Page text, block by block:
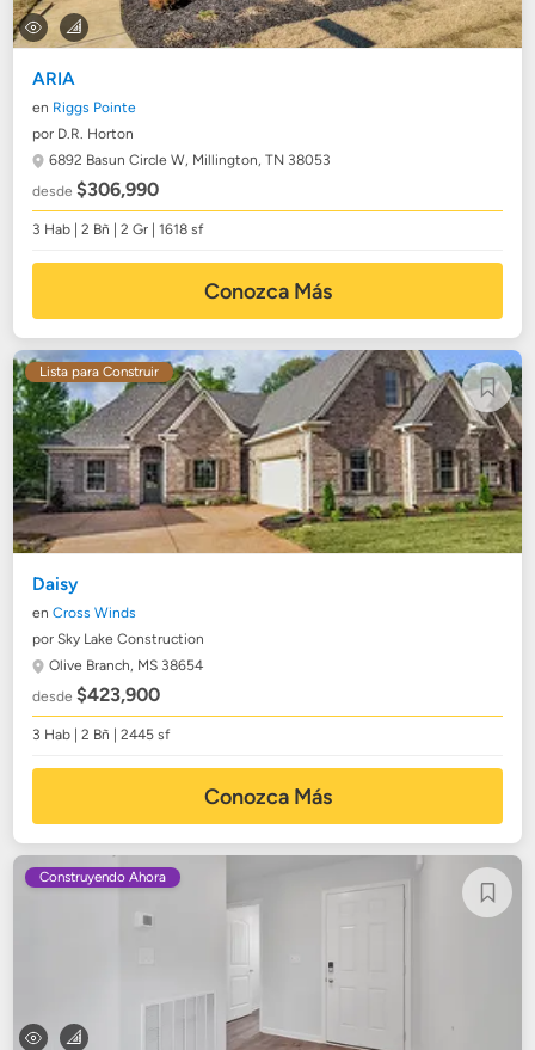
ARIA
en Riggs Pointe
por D.R. Horton
6892 Basun Circle W, Millington, TN 38053
desde$306,990
3 Hab | 2 Bñ | 2 Gr | 1618 sf
Conozca Más
Lista para Construir
Daisy
enCross Winds
por Sky Lake Construction
Olive Branch, MS 38654
desde$423,900
3 Hab | 2 Bñ | 2445 sf
Conozca Más
Construyendo Ahora